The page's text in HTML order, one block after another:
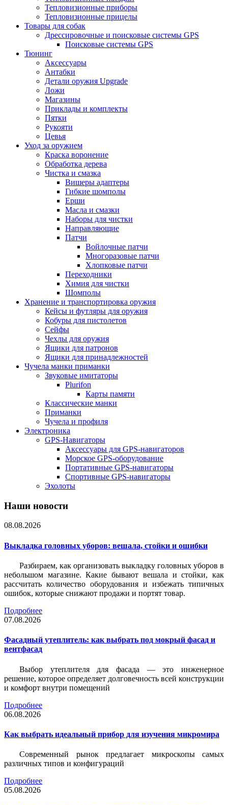
Тепловизионные приборы
Тепловизионные прицелы
Товары для собак
Дрессировочные и поисковые системы GPS
Поисковые системы GPS
Тюнинг
Аксессуары
Антабки
Детали оружия Upgrade
Ложи
Магазины
Приклады и комплекты
Пятки
Рукояти
Цевья
Уход за оружием
Краска воронение
Обработка дерева
Чистка и смазка
Вишеры адаптеры
Гибкие шомполы
Ерши
Масла и смазки
Наборы для чистки
Направляющие
Патчи
Войлочные патчи
Многоразовые патчи
Хлопковые патчи
Переходники
Химия для чистки
Шомполы
Хранение и транспортировка оружия
Кейсы и футляры для оружия
Кобуры для пистолетов
Сейфы
Чехлы для оружия
Ящики для патронов
Ящики для принадлежностей
Чучела манки приманки
Звуковые имитаторы
Plurifon
Карты памяти
Классические манки
Приманки
Чучела и профиля
Электроника
GPS-Навигаторы
Аксессуары для GPS-навигаторов
Морское GPS-оборудование
Портативные GPS-навигаторы
Спортивные GPS-навигаторы
Эхолоты
Наши новости
08.08.2026
Выкладка головных уборов: вешала, стойки и ошибки
Разбираем, как организовать выкладку головных уборов в
небольшом магазине. Какие бывают вешала и стойки, как
рассчитать количество оборудования и избежать типичных
ошибок, которые снижают продажи и портят товар.
Подробнее
07.08.2026
Фасадный утеплитель: как выбрать под мокрый фасад и
вентфасад
Выбор утеплителя для фасада — это инженерное
решение, которое определяет долговечность всей конструкции
и комфорт внутри помещений
Подробнее
06.08.2026
Как выбрать идеальный прибор для изучения микромира
Современный рынок предлагает микроскопы самых
различных типов и конфигураций
Подробнее
05.08.2026